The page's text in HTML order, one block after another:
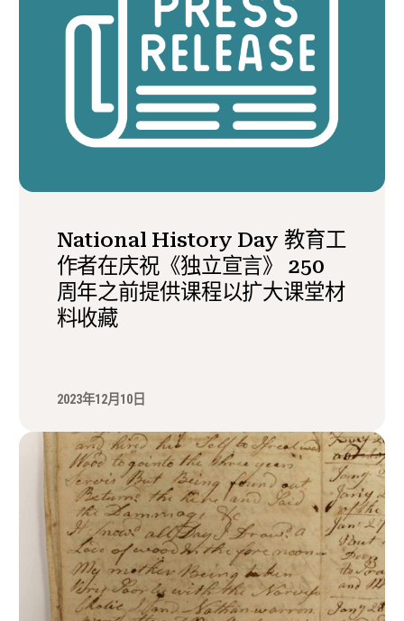
National History Day 教育工
作者在庆祝《独立宣言》 250
周年之前提供课程以扩大课堂材
料收藏
2023年12月10日